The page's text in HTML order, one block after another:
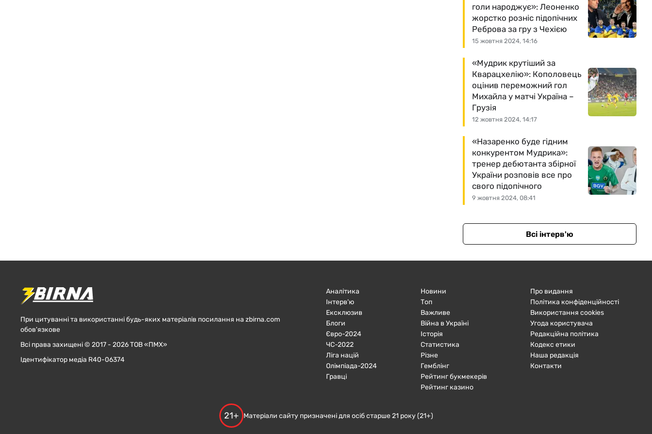
15 жовтня 2024, 14:16
голи народжує»: Леоненко
жорстко розніс підопічних
Реброва за гру з Чехією
12 жовтня 2024, 14:17
«Мудрик крутіший за
Кварацхелію»: Кополовець
оцінив переможний гол
Михайла у матчі Україна –
Грузія
9 жовтня 2024, 08:41
«Назаренко буде гідним
конкурентом Мудрика»:
тренер дебютанта збірної
України розповів все про
свого підопічного
Всі інтерв'ю
При цитуванні та використанні будь-яких матеріалів посилання на zbirna.com
обов'язкове
Всі права захищені © 2017 - 2026 ТОВ «ПМХ»
Ідентифікатор медіа R40-06374
Аналітика
Інтерв'ю
Ексклюзив
Блоги
Євро-2024
ЧC-2022
Ліга націй
Олімпіада-2024
Гравці
Новини
Топ
Важливе
Війна в Україні
Історія
Статистика
Різне
Гемблінг
Рейтинг букмекерів
Рейтинг казино
Про видання
Політика конфіденційності
Використання cookies
Угода користувача
Редакційна політика
Кодекс етики
Наша редакція
Контакти
21+ Матеріали сайту призначені для осіб старше 21 року (21+)